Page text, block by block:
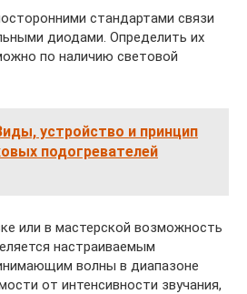
стандартами связи
диодами. Определить их
по наличию световой
устройство и принцип
подогревателей
или в мастерской возможность
настраиваемым
волны в диапазоне
от интенсивности звучания,